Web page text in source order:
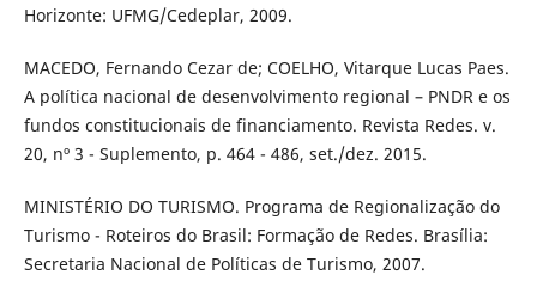
Horizonte: UFMG/Cedeplar, 2009.
MACEDO, Fernando Cezar de; COELHO, Vitarque Lucas Paes.
A política nacional de desenvolvimento regional – PNDR e os
fundos constitucionais de financiamento. Revista Redes. v.
20, nº 3 - Suplemento, p. 464 - 486, set./dez. 2015.
MINISTÉRIO DO TURISMO. Programa de Regionalização do
Turismo - Roteiros do Brasil: Formação de Redes. Brasília:
Secretaria Nacional de Políticas de Turismo, 2007.